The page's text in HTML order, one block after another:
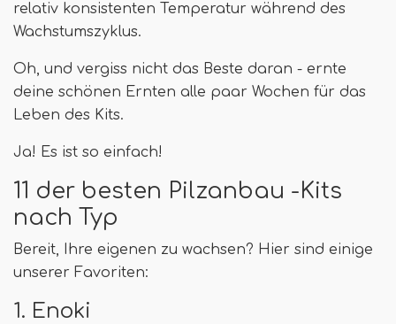
relativ konsistenten Temperatur während des
Wachstumszyklus.
Oh, und vergiss nicht das Beste daran - ernte
deine schönen Ernten alle paar Wochen für das
Leben des Kits.
Ja! Es ist so einfach!
11 der besten Pilzanbau -Kits
nach Typ
Bereit, Ihre eigenen zu wachsen? Hier sind einige
unserer Favoriten:
1. Enoki